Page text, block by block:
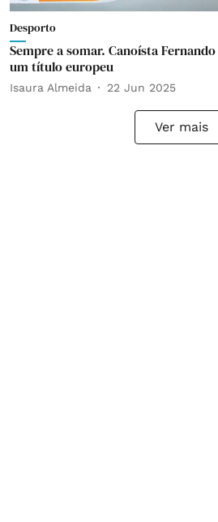
Desporto
Sempre a somar. Canoísta
um título europeu
Isaura Almeida 22 Jun 2025
Ver mais